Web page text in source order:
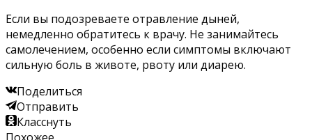
Если вы подозреваете отравление дыней,
немедленно обратитесь к врачу. Не занимайтесь
самолечением, особенно если симптомы включают
сильную боль в животе, рвоту или диарею.
Поделиться
Отправить
Класснуть